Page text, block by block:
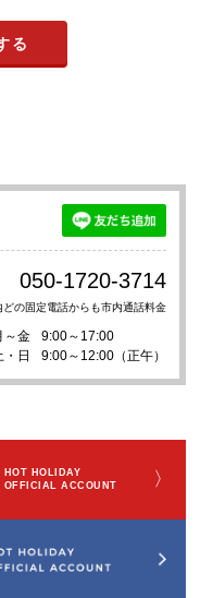
050-1720-3714
どの固定電話からも市内通話料金
～金
9:00～17:00
・日
9:00～12:00（正午）
HOT HOLIDAY
OFFICIAL ACCOUNT
〉